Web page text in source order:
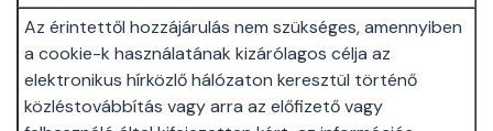
Az érintettől hozzájárulás nem szükséges, amennyiben
a cookie-k használatának kizárólagos célja az
elektronikus hírközlő hálózaton keresztül történő
közléstovábbítás vagy arra az előfizető vagy